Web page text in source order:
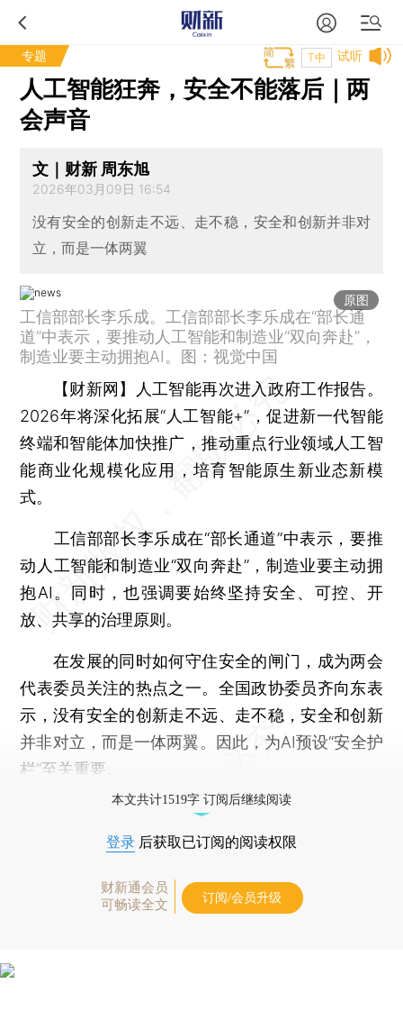
专题 试听
T中
人工智能狂奔，安全不能落后｜两
会声音
文｜财新 周东旭
2026年03月09日 16:54
没有安全的创新走不远、走不稳，安全和创新并非对
立，而是一体两翼
原图
工信部部长李乐成。工信部部长李乐成在“部长通
道”中表示，要推动人工智能和制造业“双向奔赴”，
制造业要主动拥抱AI。图：视觉中国
【财新网】
人工智能再次进入政府工作报告。
2026年将深化拓展“人工智能+”，促进新一代智能
终端和智能体加快推广，推动重点行业领域人工智
能商业化规模化应用，培育智能原生新业态新模
式。
工信部部长李乐成在“部长通道”中表示，要推
动人工智能和制造业“双向奔赴”，制造业要主动拥
抱AI。同时，也强调要始终坚持安全、可控、开
放、共享的治理原则。
在发展的同时如何守住安全的闸门，成为两会
代表委员关注的热点之一。全国政协委员齐向东表
示，没有安全的创新走不远、走不稳，安全和创新
并非对立，而是一体两翼。因此，为AI预设“安全护
栏”至关重要。
本文共计1519字 订阅后继续阅读
登录 后获取已订阅的阅读权限
财新通会员
可畅读全文
订阅/会员升级